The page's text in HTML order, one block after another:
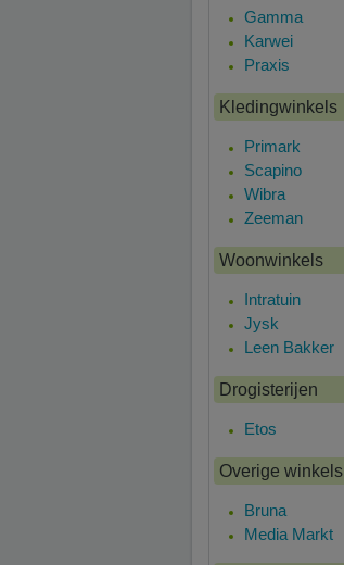
Gamma
Karwei
Praxis
Kledingwinkels
Primark
Scapino
Wibra
Zeeman
Woonwinkels
Intratuin
Jysk
Leen Bakker
Drogisterijen
Etos
Overige winkels
Bruna
Media Markt